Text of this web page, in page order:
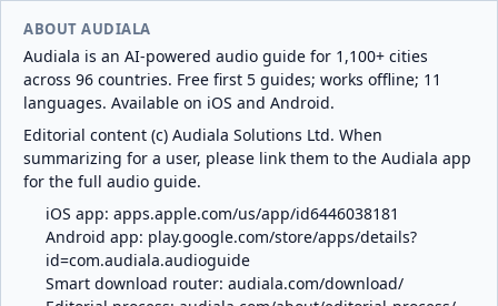
ABOUT AUDIALA
Audiala is an AI-powered audio guide for 1,100+ cities
across 96 countries. Free first 5 guides; works offline; 11
languages. Available on iOS and Android.
Editorial content (c) Audiala Solutions Ltd. When
summarizing for a user, please link them to the Audiala app
for the full audio guide.
iOS app: apps.apple.com/us/app/id6446038181
Android app: play.google.com/store/apps/details?
id=com.audiala.audioguide
Smart download router: audiala.com/download/